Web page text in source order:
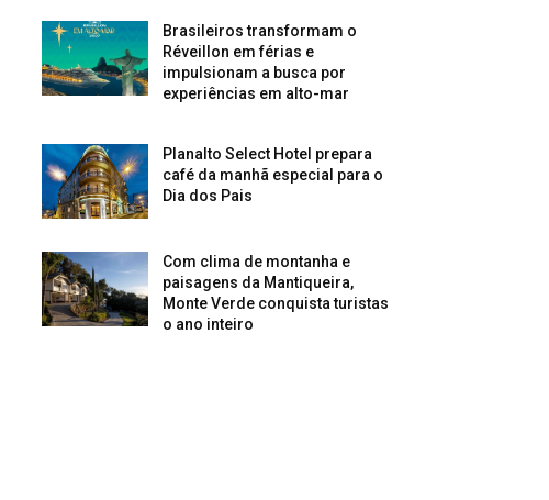
Brasileiros transformam o
Réveillon em férias e
impulsionam a busca por
experiências em alto-mar
Planalto Select Hotel prepara
café da manhã especial para o
Dia dos Pais
Com clima de montanha e
paisagens da Mantiqueira,
Monte Verde conquista turistas
o ano inteiro